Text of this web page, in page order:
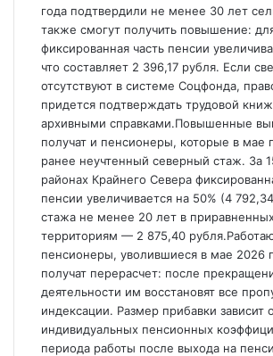
года подтвердили не менее 30 лет
также смогут получить повышение:
фиксированная часть пенсии
что составляет 2 396,17 рубля. Если
отсутствуют в системе Соцфонда,
придется подтверждать трудовой
архивными справками.Повышенные
получат и пенсионеры, которые в мае
ранее неучтенный северный стаж. За
районах Крайнего Севера
пенсии увеличивается на 50% (4
стажа не менее 20 лет в
территориям — 2 875,40
пенсионеры, уволившиеся в мае 2026
получат перерасчет: после
деятельности им восстановят все
индексации. Размер прибавки зависит
индивидуальных пенсионных
периода работы после выхода на